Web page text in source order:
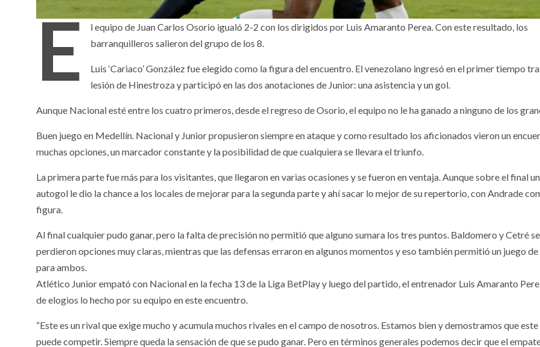
E
l equipo de Juan Carlos Osorio igualó 2-2 con los dirigidos por Luis Amaranto Perea. Con este resultado, los
barranquilleros salieron del grupo de los 8.
Luis ‘Cariaco’ González fue elegido como la figura del encuentro. El venezolano ingresó en el primer tiempo
lesión de Hinestroza y participó en las dos anotaciones de Junior: una asistencia y un gol.
Aunque Nacional esté entre los cuatro primeros, desde el regreso de Osorio, el equipo no le ha ganado a ninguno de los
Buen juego en Medellín. Nacional y Junior propusieron siempre en ataque y como resultado los aficionados vieron un
muchas opciones, un marcador constante y la posibilidad de que cualquiera se llevara el triunfo.
La primera parte fue más para los visitantes, que llegaron en varias ocasiones y se fueron en ventaja. Aunque sobre el final un
autogol le dio la chance a los locales de mejorar para la segunda parte y ahí sacar lo mejor de su repertorio, con Andrade
figura.
Al final cualquier pudo ganar, pero la falta de precisión no permitió que alguno sumara los tres puntos. Baldomero y Cetré se
perdieron opciones muy claras, mientras que las defensas erraron en algunos momentos y eso también permitió un juego
para ambos.
Atlético Junior empató con Nacional en la fecha 13 de la Liga BetPlay y luego del partido, el entrenador Luis Amaranto
de elogios lo hecho por su equipo en este encuentro.
“Este es un rival que exige mucho y acumula muchos rivales en el campo de nosotros. Estamos bien y demostramos que
puede competir. Siempre queda la sensación de que se pudo ganar. Pero en términos generales podemos decir que el